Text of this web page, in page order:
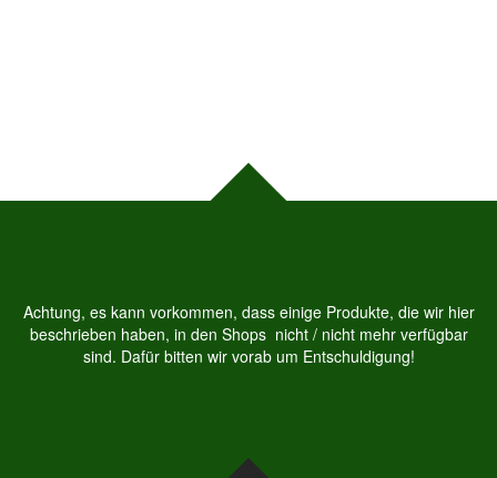
Achtung, es kann vorkommen, dass einige Produkte, die wir hier
beschrieben haben, in den Shops nicht / nicht mehr verfügbar
sind. Dafür bitten wir vorab um Entschuldigung!